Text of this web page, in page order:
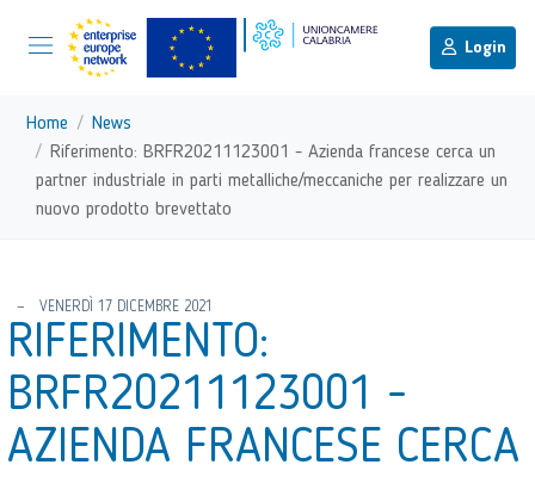
Vai ai contenuti
Login
torna al menu di scelta rapida
Menu di navigazione principale
Home
News
Riferimento: BRFR20211123001 - Azienda francese cerca un
partner industriale in parti metalliche/meccaniche per realizzare un
nuovo prodotto brevettato
VENERDÌ 17 DICEMBRE 2021
RIFERIMENTO:
BRFR20211123001 -
AZIENDA FRANCESE CERCA